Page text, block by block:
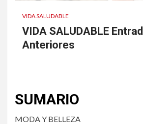
VIDA SALUDABLE
VIDA SALUDABLE
Anteriores
SUMARIO
MODA Y BELLEZA